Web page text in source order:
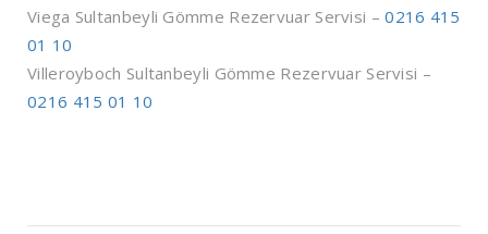
Viega Sultanbeyli Gömme Rezervuar Servisi –0216 415
01 10
Villeroyboch Sultanbeyli Gömme Rezervuar Servisi –
0216 415 01 10